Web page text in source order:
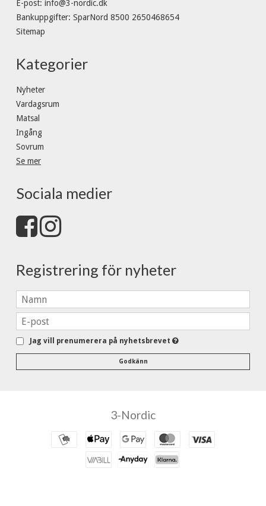
E-post: info@3-nordic.dk
Bankuppgifter: SparNord 8500 2650468654
Sitemap
Kategorier
Nyheter
Vardagsrum
Matsal
Ingång
Sovrum
Se mer
Sociala medier
Registrering för nyheter
Jag vill prenumerera på nyhetsbrevet
Godkänn
3-Nordic